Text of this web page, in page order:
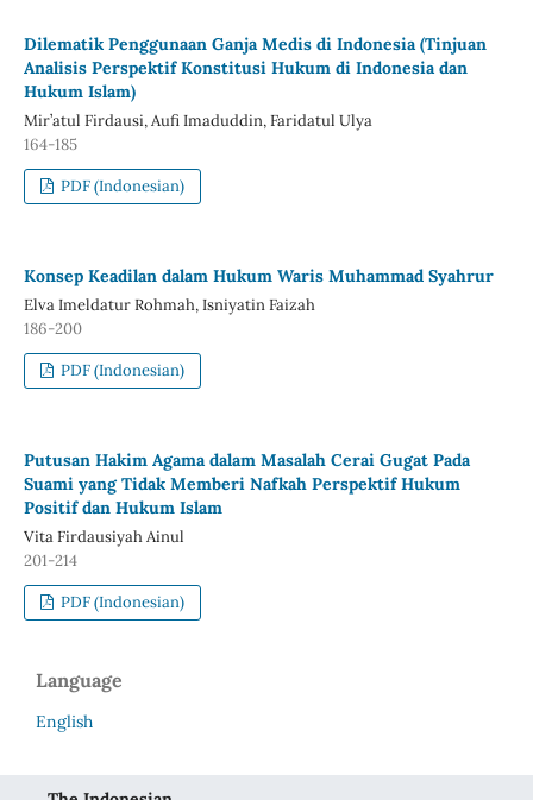
Dilematik Penggunaan Ganja Medis di Indonesia (Tinjuan
Analisis Perspektif Konstitusi Hukum di Indonesia dan
Hukum Islam)
Mir’atul Firdausi, Aufi Imaduddin, Faridatul Ulya
164-185
PDF (Indonesian)
Konsep Keadilan dalam Hukum Waris Muhammad Syahrur
Elva Imeldatur Rohmah, Isniyatin Faizah
186-200
PDF (Indonesian)
Putusan Hakim Agama dalam Masalah Cerai Gugat Pada
Suami yang Tidak Memberi Nafkah Perspektif Hukum
Positif dan Hukum Islam
Vita Firdausiyah Ainul
201-214
PDF (Indonesian)
Language
English